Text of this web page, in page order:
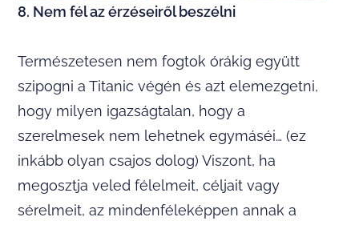
8. Nem fél az érzéseiről beszélni
Természetesen nem fogtok órákig együtt
szipogni a Titanic végén és azt elemezgetni,
hogy milyen igazságtalan, hogy a
szerelmesek nem lehetnek egymáséi… (ez
inkább olyan csajos dolog) Viszont, ha
megosztja veled félelmeit, céljait vagy
sérelmeit, az mindenféleképpen annak a